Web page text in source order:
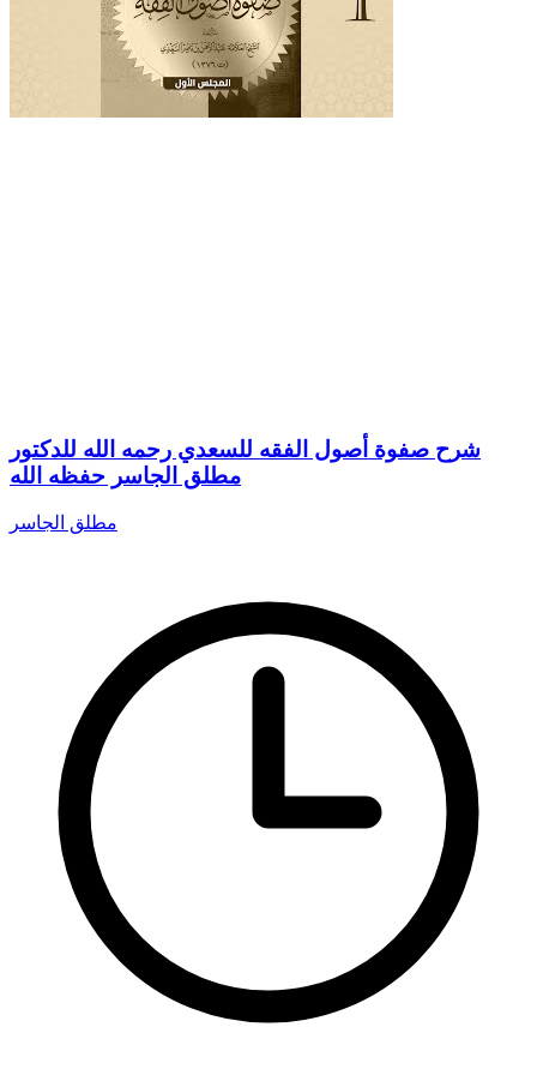
شرح صفوة أصول الفقه للسعدي رحمه الله للدكتور
مطلق الجاسر حفظه الله
مطلق الجاسر